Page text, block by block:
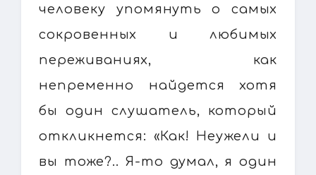
человеку упомянуть о самых
сокровенных и любимых
переживаниях, как
непременно найдется хотя
бы один слушатель, который
откликнется: «Как! Неужели и
вы тоже?.. Я-то думал, я один